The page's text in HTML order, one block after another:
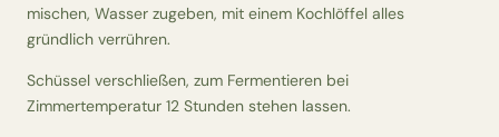
mischen, Wasser zugeben, mit einem Kochlöffel alles
gründlich verrühren.
Schüssel verschließen, zum Fermentieren bei
Zimmertemperatur 12 Stunden stehen lassen.